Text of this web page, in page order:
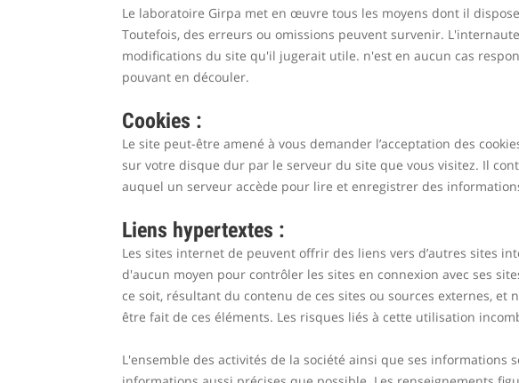
Le laboratoire Girpa met en œuvre tous les moyens dont il
Toutefois, des erreurs ou omissions peuvent survenir.
modifications du site qu'il jugerait utile. n'est en aucun cas
pouvant en découler.
Cookies :
Le site peut-être amené à vous demander l’acceptation des
sur votre disque dur par le serveur du site que vous visitez. Il
auquel un serveur accède pour lire et enregistrer des
Liens hypertextes :
Les sites internet de peuvent offrir des liens vers d’autres sites
d'aucun moyen pour contrôler les sites en connexion avec ses
ce soit, résultant du contenu de ces sites ou sources externes,
être fait de ces éléments. Les risques liés à cette utilisation
L'ensemble des activités de la société ainsi que ses